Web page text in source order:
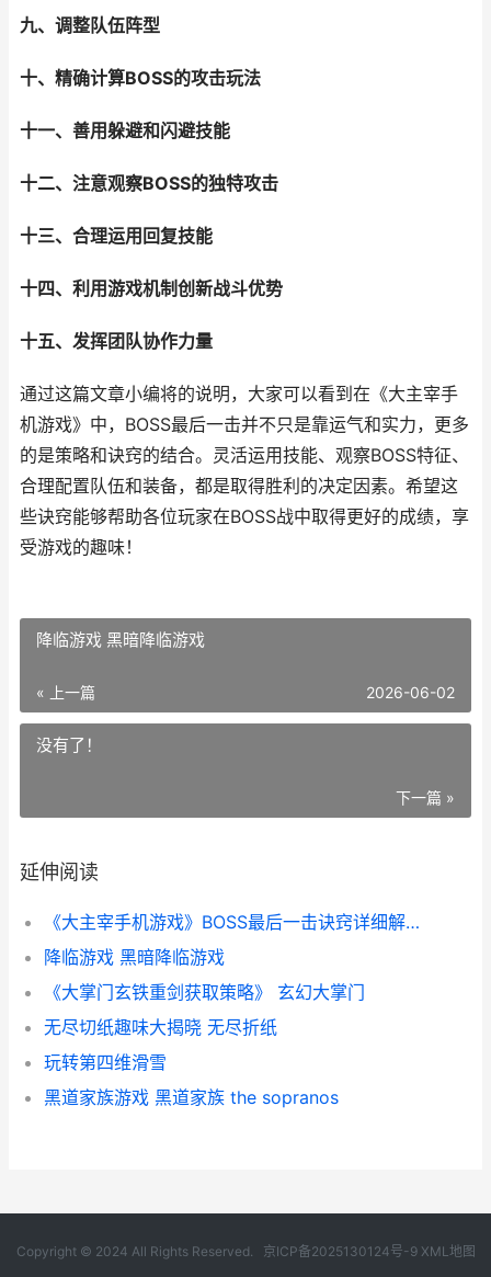
九、调整队伍阵型
十、精确计算BOSS的攻击玩法
十一、善用躲避和闪避技能
十二、注意观察BOSS的独特攻击
十三、合理运用回复技能
十四、利用游戏机制创新战斗优势
十五、发挥团队协作力量
通过这篇文章小编将的说明，大家可以看到在《大主宰手
机游戏》中，BOSS最后一击并不只是靠运气和实力，更多
的是策略和诀窍的结合。灵活运用技能、观察BOSS特征、
合理配置队伍和装备，都是取得胜利的决定因素。希望这
些诀窍能够帮助各位玩家在BOSS战中取得更好的成绩，享
受游戏的趣味！
降临游戏 黑暗降临游戏
« 上一篇 2026-06-02
没有了！
下一篇 »
延伸阅读
《大主宰手机游戏》BOSS最后一击诀窍详细解答 大主宰app
降临游戏 黑暗降临游戏
《大掌门玄铁重剑获取策略》 玄幻大掌门
无尽切纸趣味大揭晓 无尽折纸
玩转第四维滑雪
黑道家族游戏 黑道家族 the sopranos
Copyright © 2024 All Rights Reserved. 京ICP备2025130124号-9 XML地图